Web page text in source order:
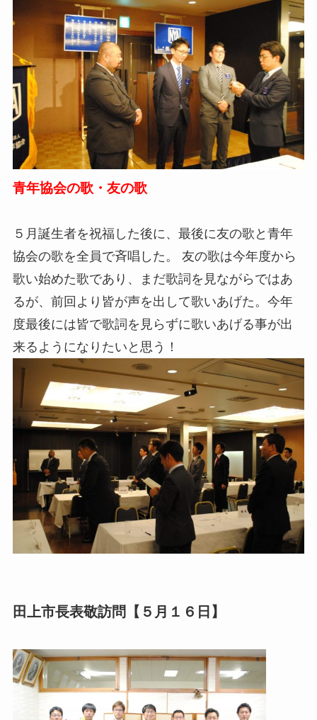
青年協会の歌・友の歌
５月誕生者を祝福した後に、最後に友の歌と青年
協会の歌を全員で斉唱した。 友の歌は今年度から
歌い始めた歌であり、まだ歌詞を見ながらではあ
るが、前回より皆が声を出して歌いあげた。今年
度最後には皆で歌詞を見らずに歌いあげる事が出
来るようになりたいと思う！
田上市長表敬訪問【５月１６日】